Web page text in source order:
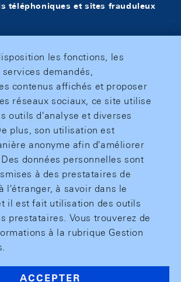
téléphoniques et sites frauduleux
les fonctions, les
demandés,
contenus affichés et proposer
réseaux sociaux, ce site utilise
outils d'analyse et diverses
plus, son utilisation est
anonyme afin d'améliorer
données personnelles sont
à des prestataires de
l'étranger, à savoir dans le
il est fait utilisation des outils
prestataires. Vous trouverez de
à la rubrique Gestion
ACCEPTER